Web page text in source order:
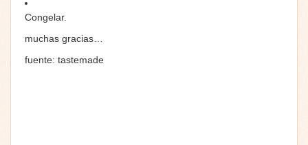
Congelar.
muchas gracias…
fuente: tastemade